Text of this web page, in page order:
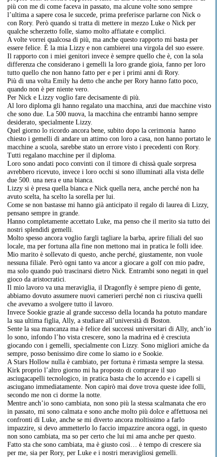
più con me di come faceva in passato, ma alcune volte sono sempre
l’ultima a sapere cosa le succede, prima preferisce parlarne con Nick o
con Rory. Però quando si tratta di mettere in mezzo Luke o Nick per
qualche scherzetto folle, siamo molto affiatate e complici.
A volte vorrei qualcosa di più, ma anche questo rapporto mi basta per
essere felice. È la mia Lizzy e non cambierei una virgola del suo essere.
Il rapporto con i miei genitori invece è sempre quello che è, con la sola
differenza che considerano i gemelli la loro grande gioia, fanno per loro
tutto quello che non hanno fatto per e per i primi anni di Rory.
Più di una volta Emily ha detto che anche per Rory hanno fatto poco,
quando non è per niente vero.
Per Nick e Lizzy voglio fare decisamente di più.
Al loro diploma gli hanno regalato una macchina, anzi due macchine visto
che sono due. La 500 nuova, la macchina che entrambi hanno sempre
desiderato, specialmente Lizzy.
Quel giorno lo ricordo ancora bene, subito dopo la cerimonia hanno
chiesto i gemelli di andare un attimo con loro a casa, non hanno portato le
macchine a scuola, sarebbe stato un errore visto i precedenti con Rory.
Tutti regalano macchine per il diploma.
Loro sono andati poco convinti con il timore di chissà quale sorpresa
avrebbero ricevuto, invece i loro occhi si sono illuminati alla vista delle
due 500. una nera e una bianca.
Lizzy si è presa quella bianca e Nick quella nera, anche perché non ha
avuto scelta, ha scelto la sorella per lui.
Come se non bastasse mi hanno già anticipato il regalo di laurea di Lizzy,
pensano sempre in grande.
Hanno completamente accettato Luke, ma penso che il merito sia tutto dei
nostri splendidi gemelli.
Molto spesso ancora voglio fargli tagliare la barba, aprire filiali del suo
locale, ma per fortuna alla fine non mettono mai in pratica le folli idee.
Mio marito è sollevato di questo, anche perché, giustamente, non vuole
nessuna filiale. Però ogni tanto va ancor a giocare a golf con mio padre,
ma solo quando può trascinarsi dietro Nick. Entrambi sono negati in quel
gioco da aristocratici.
Il mio lavoro va una meraviglia, il Dragonfly è sempre pieno di gente,
abbiamo dovuto assumere nuovi camerieri perché non ci riusciva quelli
che avevamo a svolgere tutto il lavoro.
Invece Sookie grazie al grande successo della locanda ha potuto mandare
la sua ultima figlia, Ally, a studiare all’università di Boston.
Sente la sua mancanza ma è felice dei successi universitari di Ally, anch’io
lo sono, infondo l’ho vista crescere, sono la madrina ed è cresciuta
giocando con i gemelli, specialmente con Lizzy. Sono migliori amiche da
sempre, posso benissimo dire come lo siamo io e Sookie.
A Stars Hollow nulla è cambiato, per fortuna è rimasta sempre la stessa.
Kirk proprio l’altro giorno mi ha proposto di comprare il suo
asciugacapelli tecnologico, in pratica basta che lo accendo e i capelli si
asciugano immediatamente. Non capirò mai dove trova queste idee folli,
secondo me non ci dorme la notte.
Mentre anch’io sono cambiata, non sono più la stessa scalmanata che ero
in passato, mi sono calmata e sono anche molto più dolce e affettuosa nei
confronti di Luke, anche se mi diverto ancora moltissimo a farlo
impazzire, si devo ammetterlo lo faccio impazzire ancora oggi, in questo
non sono cambiata, ma so per certo che lui mi ama anche per questo.
Fatto sta che sono cambiata, ma è giusto così… è tempo di crescere sia
per me, sia per Rory, per Luke e i nostri meravigliosi gemelli.